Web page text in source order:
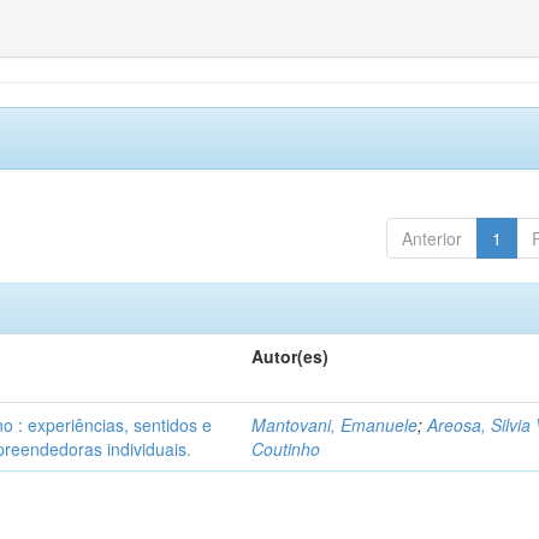
Anterior 1
Autor(es)
: experiências, sentidos e
individuais.
Mantovani, Emanuele;Areosa, Silvia
Coutinho